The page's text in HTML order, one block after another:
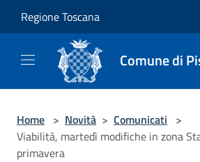
Regione Toscana
Comune di
Home > Novità > Comunicati >
Viabilità, martedì modifiche in zona
primavera